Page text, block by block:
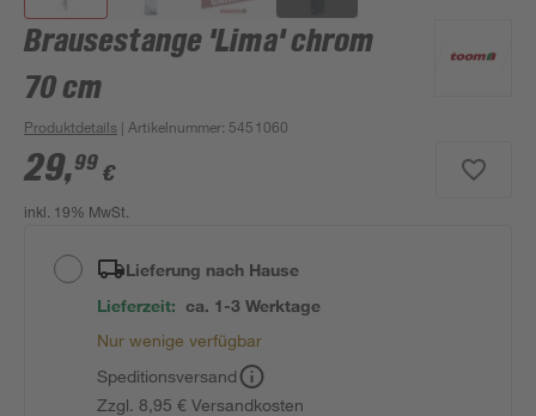
Brausestange 'Lima' chrom
70 cm
Produktdetails | Artikelnummer: 5451060
29,99 €
inkl. 19% MwSt.
Lieferung nach Hause
Lieferzeit: ca. 1-3 Werktage
Nur wenige verfügbar
Speditionsversand
Zzgl. 8,95 € Versandkosten